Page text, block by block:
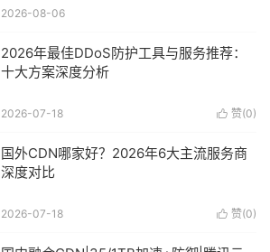
2026-08-06
2026年最佳DDoS防护工具与服务推荐：
十大方案深度分析
 赞(0)
2026-07-18
国外CDN哪家好？2026年6大主流服务商
深度对比
 赞(0)
2026-07-18